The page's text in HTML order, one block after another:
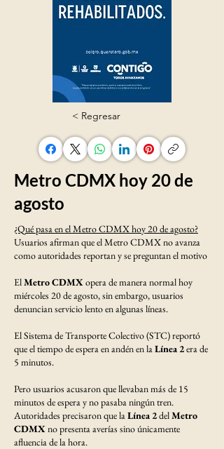
< Regresar
Metro CDMX hoy 20 de
agosto
¿Qué pasa en el Metro CDMX hoy 20 de agosto?
Usuarios afirman que el Metro CDMX no avanza
como autoridades reportan y se preguntan el motivo
ElMetro CDMXopera de manera normal hoy
miércoles 20 de agosto, sin embargo, usuarios
denuncian servicio lento en algunas líneas.
El Sistema de Transporte Colectivo (STC) reportó
que el tiempo de espera en andén en laLínea 2era de
5 minutos.
Pero usuarios acusaron que llevaban más de 15
minutos de espera y no pasaba ningún tren.
Autoridades precisaron que laLínea 2delMetro
CDMXno presenta averías sino únicamente
afluencia de la hora.